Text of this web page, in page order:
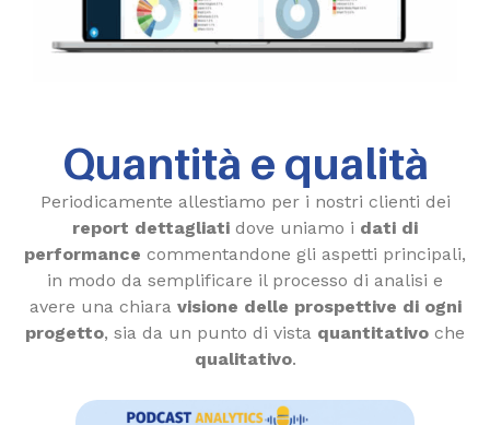
Quantità e qualità
Periodicamente allestiamo per i nostri clienti dei
report dettagliati dove uniamo i dati di
performance commentandone gli aspetti principali,
in modo da semplificare il processo di analisi e
avere una chiara visione delle prospettive di ogni
progetto, sia da un punto di vista quantitativo che
qualitativo.